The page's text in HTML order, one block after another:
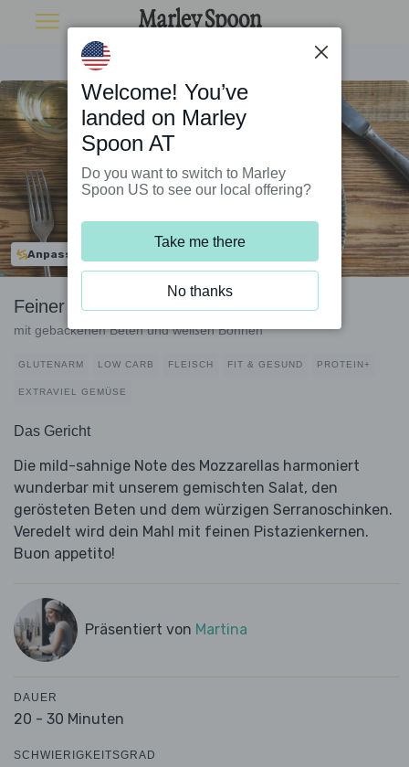
Anpassbar
Feiner Mozzarella-Serrano-Salat
mit gebackenen Beten und weißen Bohnen
GLUTENARM LOW CARB FLEISCH FIT & GESUND PROTEIN+
EXTRAVIEL GEMÜSE
Das Gericht
Die mild-sahnige Note des Mozzarellas harmoniert
wunderbar mit unserem gemischten Salat, den
gerösteten Beten und dem würzigen Serranoschinken.
Veredelt wird dein Mahl mit feinen Pistazienkernen.
Buon appetito!
Präsentiert von Martina
DAUER
20 - 30 Minuten
SCHWIERIGKEITSGRAD
Welcome! You’ve
landed on Marley
Spoon AT
Do you want to switch to Marley
Spoon US to see our local offering?
Take me there
No thanks